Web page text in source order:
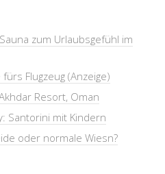
zum Urlaubsgefühl im
Flugzeug (Anzeige)
Resort, Oman
Santorini mit Kindern
oder normale Wiesn?